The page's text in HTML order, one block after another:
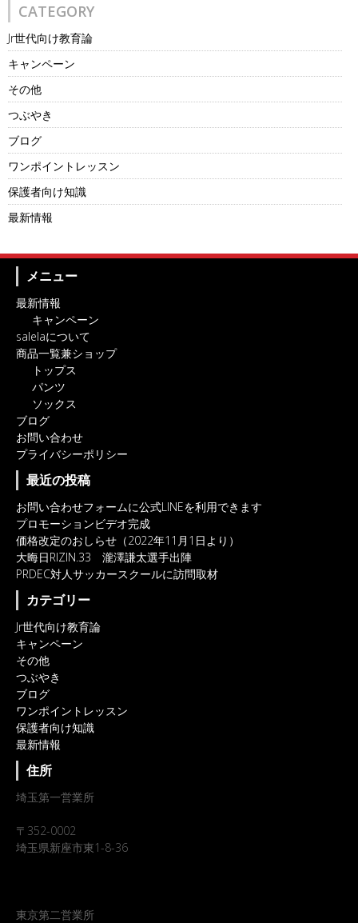
CATEGORY
Jr世代向け教育論
キャンペーン
その他
つぶやき
ブログ
ワンポイントレッスン
保護者向け知識
最新情報
メニュー
最新情報
キャンペーン
salelaについて
商品一覧兼ショップ
トップス
パンツ
ソックス
ブログ
お問い合わせ
プライバシーポリシー
最近の投稿
お問い合わせフォームに公式LINEを利用できます
プロモーションビデオ完成
価格改定のおしらせ（2022年11月1日より）
大晦日RIZIN.33 瀧澤謙太選手出陣
PRDEC対人サッカースクールに訪問取材
カテゴリー
Jr世代向け教育論
キャンペーン
その他
つぶやき
ブログ
ワンポイントレッスン
保護者向け知識
最新情報
住所
埼玉第一営業所
〒352-0002
埼玉県新座市東1-8-36
東京第二営業所